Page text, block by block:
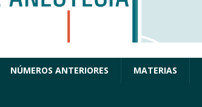
NÚMEROS ANTERIORES MATERIAS